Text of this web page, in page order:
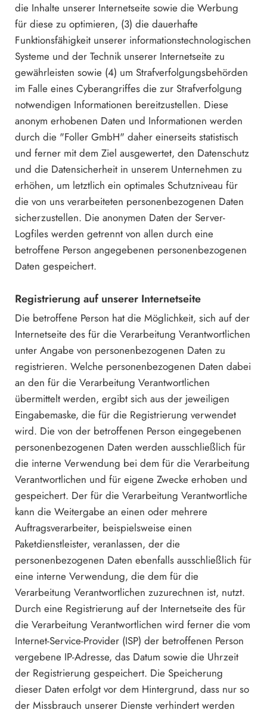
die Inhalte unserer Internetseite sowie die Werbung
für diese zu optimieren, (3) die dauerhafte
Funktionsfähigkeit unserer informationstechnologischen
Systeme und der Technik unserer Internetseite zu
gewährleisten sowie (4) um Strafverfolgungsbehörden
im Falle eines Cyberangriffes die zur Strafverfolgung
notwendigen Informationen bereitzustellen. Diese
anonym erhobenen Daten und Informationen werden
durch die "Foller GmbH" daher einerseits statistisch
und ferner mit dem Ziel ausgewertet, den Datenschutz
und die Datensicherheit in unserem Unternehmen zu
erhöhen, um letztlich ein optimales Schutzniveau für
die von uns verarbeiteten personenbezogenen Daten
sicherzustellen. Die anonymen Daten der Server-
Logfiles werden getrennt von allen durch eine
betroffene Person angegebenen personenbezogenen
Daten gespeichert.
Registrierung auf unserer Internetseite
Die betroffene Person hat die Möglichkeit, sich auf der
Internetseite des für die Verarbeitung Verantwortlichen
unter Angabe von personenbezogenen Daten zu
registrieren. Welche personenbezogenen Daten dabei
an den für die Verarbeitung Verantwortlichen
übermittelt werden, ergibt sich aus der jeweiligen
Eingabemaske, die für die Registrierung verwendet
wird. Die von der betroffenen Person eingegebenen
personenbezogenen Daten werden ausschließlich für
die interne Verwendung bei dem für die Verarbeitung
Verantwortlichen und für eigene Zwecke erhoben und
gespeichert. Der für die Verarbeitung Verantwortliche
kann die Weitergabe an einen oder mehrere
Auftragsverarbeiter, beispielsweise einen
Paketdienstleister, veranlassen, der die
personenbezogenen Daten ebenfalls ausschließlich für
eine interne Verwendung, die dem für die
Verarbeitung Verantwortlichen zuzurechnen ist, nutzt.
Durch eine Registrierung auf der Internetseite des für
die Verarbeitung Verantwortlichen wird ferner die vom
Internet-Service-Provider (ISP) der betroffenen Person
vergebene IP-Adresse, das Datum sowie die Uhrzeit
der Registrierung gespeichert. Die Speicherung
dieser Daten erfolgt vor dem Hintergrund, dass nur so
der Missbrauch unserer Dienste verhindert werden